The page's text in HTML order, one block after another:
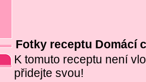
Fotky receptu Domácí
K tomuto receptu není
přidejte svou!